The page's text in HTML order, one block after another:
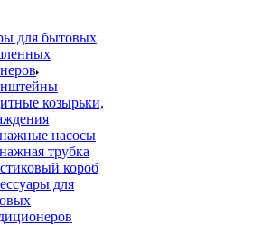
для бытовых
козырьки,
насосы
трубка
короб
для